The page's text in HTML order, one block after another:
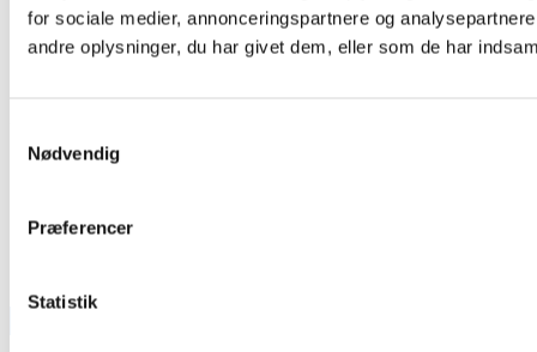
for sociale medier, annonceringspartnere og
andre oplysninger, du har givet dem, eller som de har
Nødvendig
Præferencer
Statistik